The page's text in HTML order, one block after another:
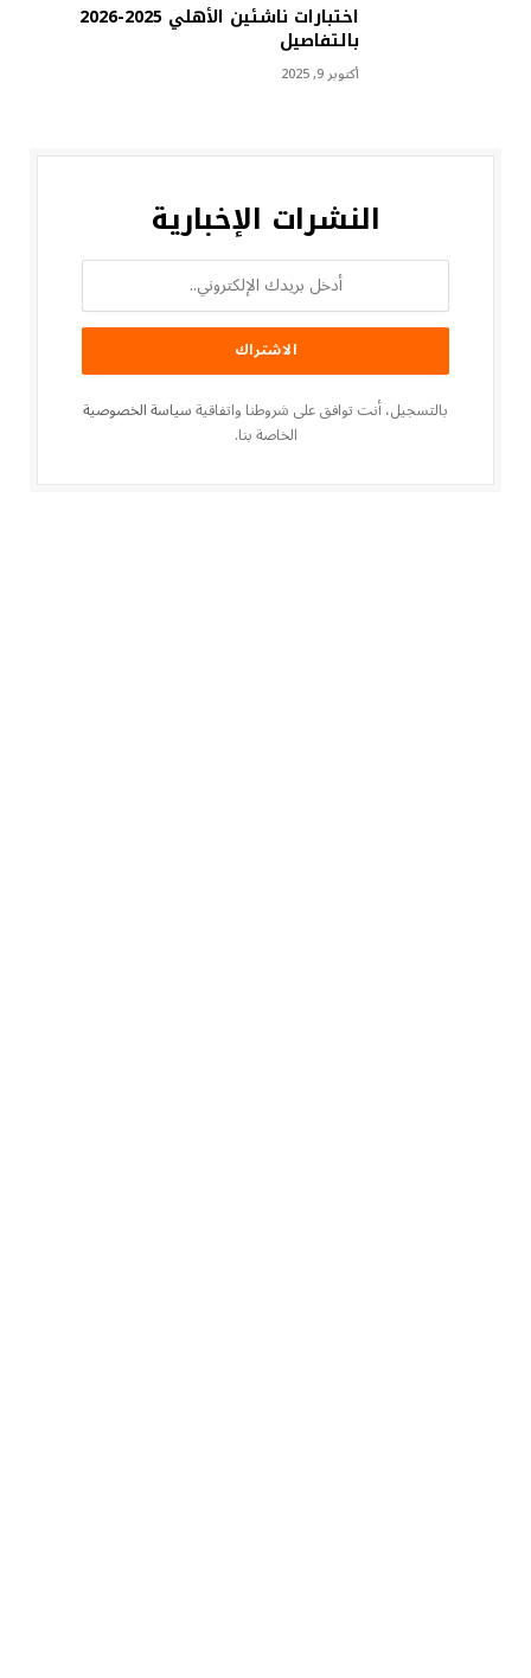
اختبارات ناشئين الأهلي 2025-2026
بالتفاصيل
أكتوبر 9, 2025
النشرات الإخبارية
بالتسجيل، أنت توافق على شروطنا واتفاقيةسياسة الخصوصية
الخاصة بنا.